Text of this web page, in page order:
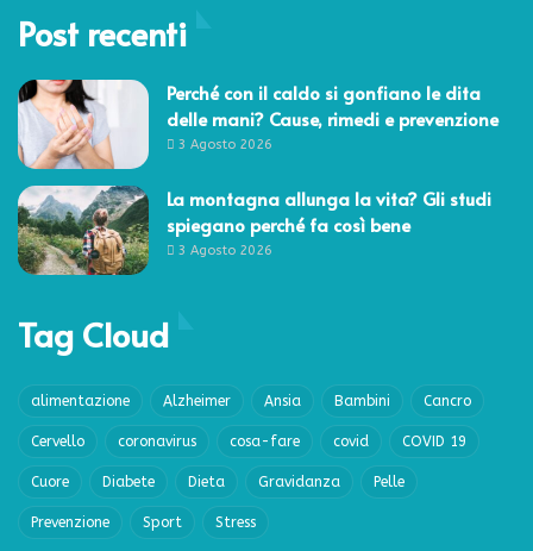
Post recenti
Perché con il caldo si gonfiano le dita
delle mani? Cause, rimedi e prevenzione
3 Agosto 2026
La montagna allunga la vita? Gli studi
spiegano perché fa così bene
3 Agosto 2026
Tag Cloud
alimentazione Alzheimer Ansia Bambini Cancro
Cervello coronavirus cosa-fare covid COVID 19
Cuore Diabete Dieta Gravidanza Pelle
Prevenzione Sport Stress